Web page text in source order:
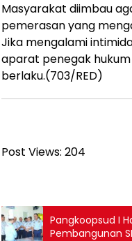
Masyarakat diimbau
pemerasan yang
Jika mengalami
aparat penegak
berlaku.(703/RED)
Post Views: 204
Pangkoopsud I
Pembangunan